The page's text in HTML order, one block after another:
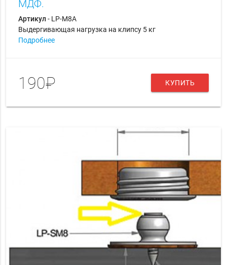
МДФ.
Артикул- LP-M8A
Выдергивающая нагрузка на клипсу 5 кг
Подробнее
190₽ КУПИТЬ